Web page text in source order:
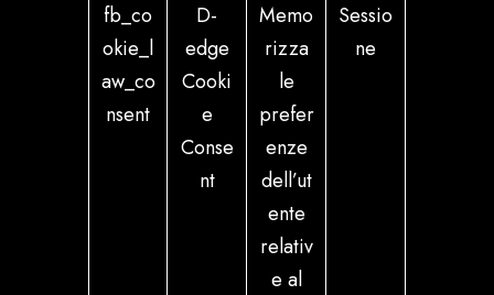
fb_co
okie_l
aw_co
nsent
D-
edge
Cooki
e
Conse
nt
Memo
rizza
le
prefer
enze
dell’ut
ente
relativ
e al
Sessio
ne